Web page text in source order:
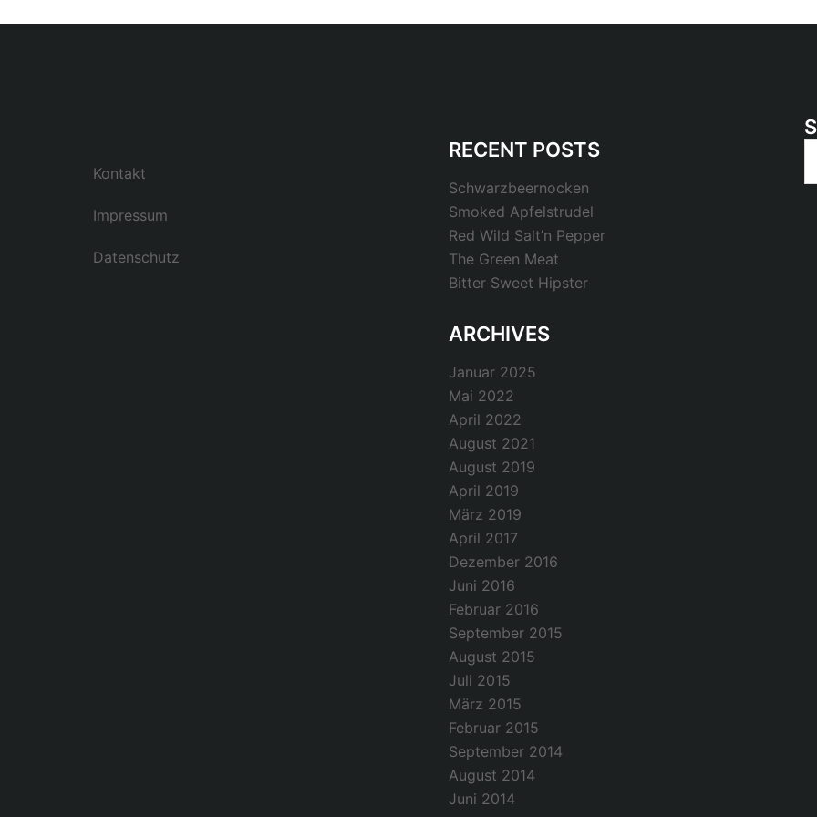
Kontakt
Impressum
Datenschutz
RECENT POSTS
Schwarzbeernocken
Smoked Apfelstrudel
Red Wild Salt’n Pepper
The Green Meat
Bitter Sweet Hipster
ARCHIVES
Januar 2025
Mai 2022
April 2022
August 2021
August 2019
April 2019
März 2019
April 2017
Dezember 2016
Juni 2016
Februar 2016
September 2015
August 2015
Juli 2015
März 2015
Februar 2015
September 2014
August 2014
Juni 2014